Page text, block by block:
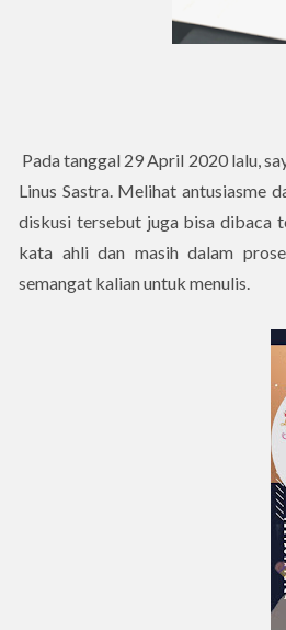
Pada tanggal 29 April 2020 lalu,
Linus Sastra. Melihat antusiasme
diskusi tersebut juga bisa dibaca
kata ahli dan masih dalam
semangat kalian untuk menulis.